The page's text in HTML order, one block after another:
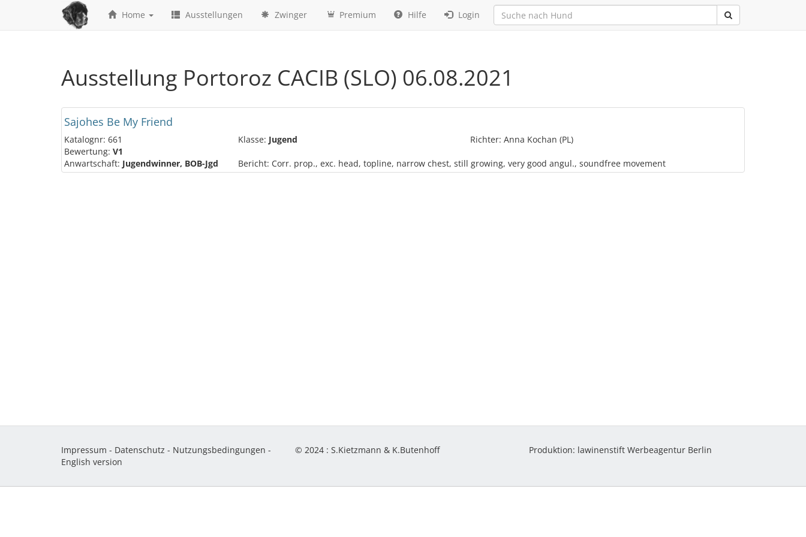
Home Ausstellungen Zwinger Premium Hilfe Login
Ausstellung Portoroz CACIB (SLO) 06.08.2021
Sajohes Be My Friend
Katalognr: 661
Bewertung: V1
Klasse: Jugend Richter: Anna Kochan (PL)
Anwartschaft: Jugendwinner, BOB-Jgd Bericht: Corr. prop., exc. head, topline, narrow chest, still growing, very good angul., soundfree movement
Impressum - Datenschutz - Nutzungsbedingungen -
English version
© 2024 : S.Kietzmann & K.Butenhoff Produktion: lawinenstift Werbeagentur Berlin